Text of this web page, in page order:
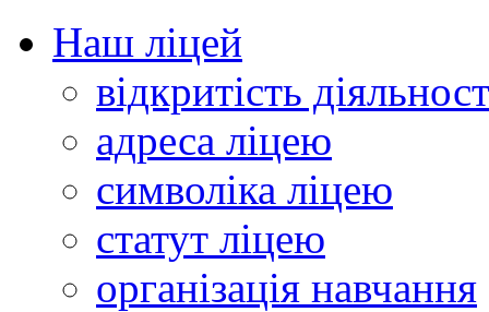
Наш ліцей
відкритість
адреса ліцею
символіка ліцею
статут ліцею
організація навчання